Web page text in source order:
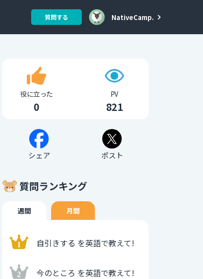
質問する NativeCamp.
役に立った
0
PV
821
シェア ポスト
質問ランキング
週間 月間
自引きする を英語で教えて!
今のところ を英語で教えて!